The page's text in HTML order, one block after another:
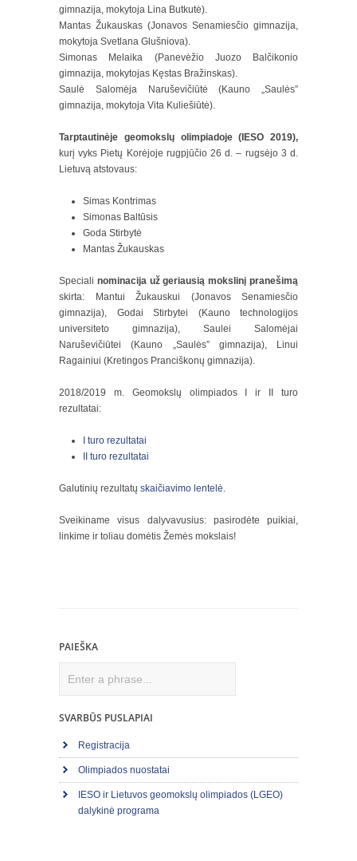
gimnazija, mokytoja Lina Butkutė).
Mantas Žukauskas (Jonavos Senamiesčio gimnazija,
mokytoja Svetlana Glušniova).
Simonas Melaika (Panevėžio Juozo Balčikonio
gimnazija, mokytojas Kęstas Bražinskas).
Saulė Salomėja Naruševičiūtė (Kauno „Saulės”
gimnazija, mokytoja Vita Kuliešiūtė).
Tarptautinėje geomokslų olimpiadoje (IESO 2019),
kurį vyks Pietų Korėjoje rugpjūčio 26 d. – rugsėjo 3 d.
Lietuvą atstovaus:
Simas Kontrimas
Simonas Baltūsis
Goda Stirbytė
Mantas Žukauskas
Speciali nominacija už geriausią mokslinį pranešimą
skirta: Mantui Žukauskui (Jonavos Senamiesčio
gimnazija), Godai Stirbytei (Kauno technologijos
universiteto gimnazija), Saulei Salomėjai
Naruševičiūtei (Kauno „Saulės” gimnazija), Linui
Ragainiui (Kretingos Pranciškonų gimnazija).
2018/2019 m. Geomokslų olimpiados I ir II turo
rezultatai:
I turo rezultatai
II turo rezultatai
Galutinių rezultatų skaičiavimo lentelė.
Sveikiname visus dalyvavusius: pasirodėte puikiai,
linkime ir toliau domėtis Žemės mokslais!
PAIEŠKA
SVARBŪS PUSLAPIAI
Registracija
Olimpiados nuostatai
IESO ir Lietuvos geomokslų olimpiados (LGEO)
dalykinė programa